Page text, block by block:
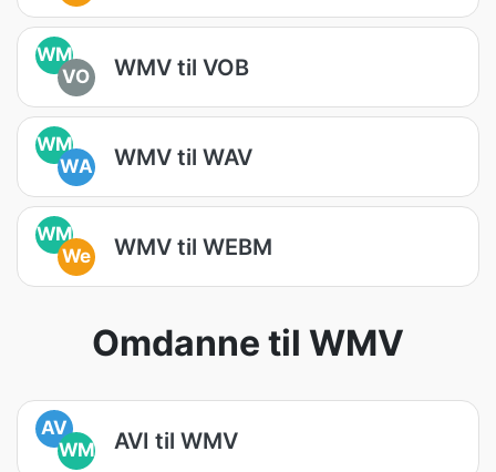
WM
VO
WMV til VOB
WM
WA
WMV til WAV
WM
We
WMV til WEBM
Omdanne til WMV
AV
WM
AVI til WMV